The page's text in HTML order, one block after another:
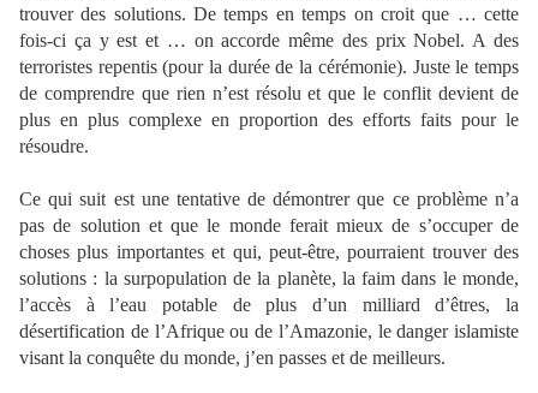
trouver des solutions. De temps en temps on croit que … cette
fois-ci ça y est et … on accorde même des prix Nobel. A des
terroristes repentis (pour la durée de la cérémonie). Juste le temps
de comprendre que rien n’est résolu et que le conflit devient de
plus en plus complexe en proportion des efforts faits pour le
résoudre.
Ce qui suit est une tentative de démontrer que ce problème n’a
pas de solution et que le monde ferait mieux de s’occuper de
choses plus importantes et qui, peut-être, pourraient trouver des
solutions : la surpopulation de la planète, la faim dans le monde,
l’accès à l’eau potable de plus d’un milliard d’êtres, la
désertification de l’Afrique ou de l’Amazonie, le danger islamiste
visant la conquête du monde, j’en passes et de meilleurs.